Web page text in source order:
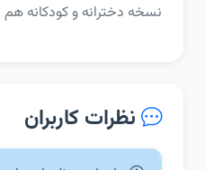
نسخه دخترانه و کودکانه هم
نظرات کاربران